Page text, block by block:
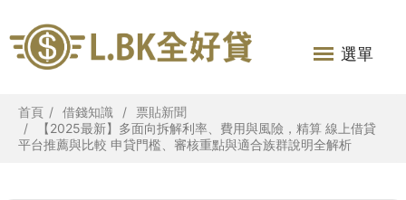
選單
首頁 借錢知識
票貼新聞
【2025最新】多面向拆解利率、費用與風險，精算 線上借貸
平台推薦與比較 申貸門檻、審核重點與適合族群說明全解析